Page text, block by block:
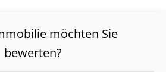
möchten Sie
bewerten?